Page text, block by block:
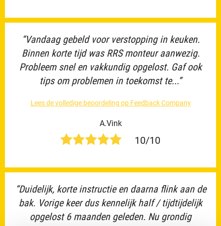
“Vandaag gebeld voor verstopping in keuken.
Binnen korte tijd was RRS monteur aanwezig.
Probleem snel en vakkundig opgelost. Gaf ook
tips om problemen in toekomst te...”
Lees de volledige beoordeling op Feedback Company
A.Vink
10/10
“Duidelijk, korte instructie en daarna flink aan de
bak. Vorige keer dus kennelijk half / tijdtijdelijk
opgelost 6 maanden geleden. Nu grondig